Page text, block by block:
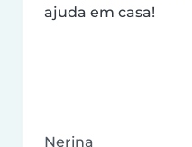
ajuda em casa!
Nerina